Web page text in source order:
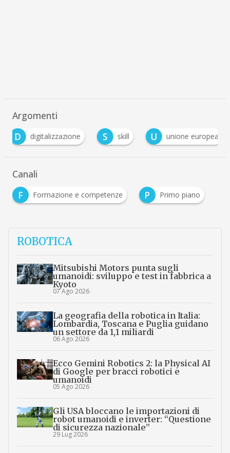
Argomenti
digitalizzazione S skill U unione europea
Canali
F
Formazione e competenze P Primo piano
ROBOTICA
Mitsubishi Motors punta sugli
umanoidi: sviluppo e test in fabbrica a
Kyoto
07 Ago 2026
La geografia della robotica in Italia:
Lombardia, Toscana e Puglia guidano
un settore da 1,1 miliardi
06 Ago 2026
Ecco Gemini Robotics 2: la Physical AI
di Google per bracci robotici e
umanoidi
05 Ago 2026
Gli USA bloccano le importazioni di
robot umanoidi e inverter: “Questione
di sicurezza nazionale”
29 Lug 2026